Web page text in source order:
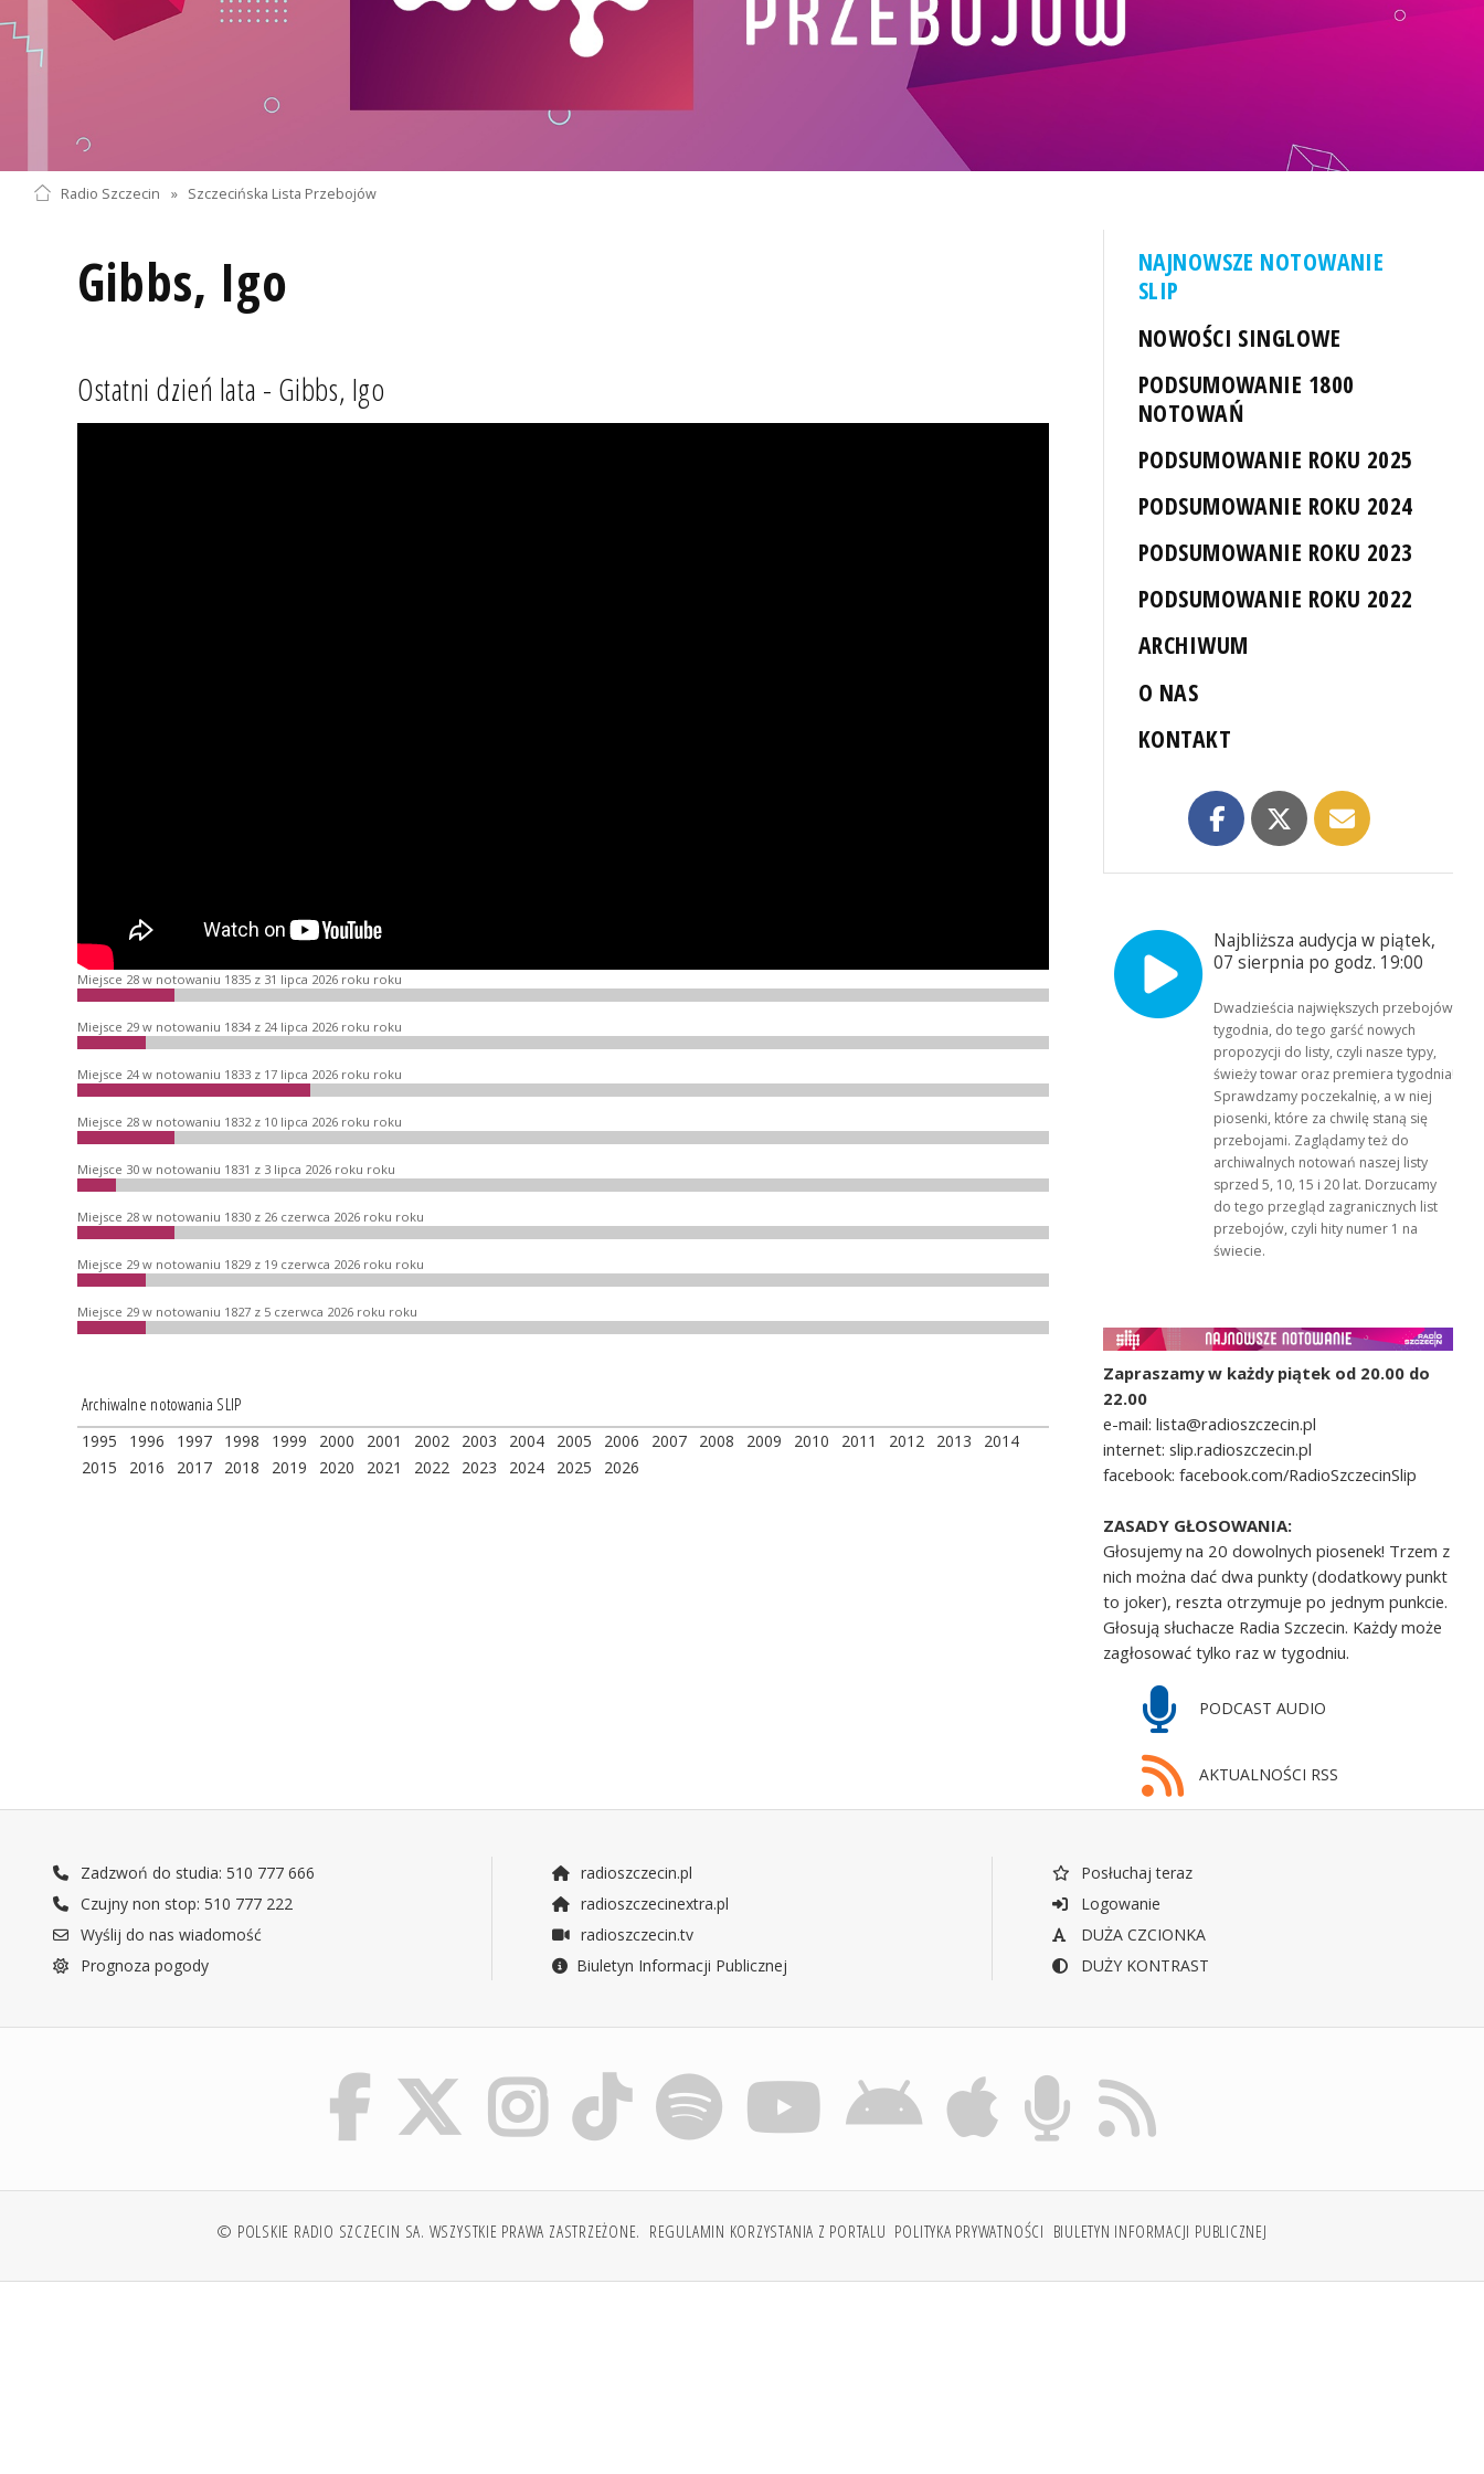
Radio Szczecin » Szczecińska Lista Przebojów
Gibbs, Igo
Ostatni dzień lata - Gibbs, Igo
Miejsce 28 w notowaniu 1835 z 31 lipca 2026 roku roku
Miejsce 29 w notowaniu 1834 z 24 lipca 2026 roku roku
Miejsce 24 w notowaniu 1833 z 17 lipca 2026 roku roku
Miejsce 28 w notowaniu 1832 z 10 lipca 2026 roku roku
Miejsce 30 w notowaniu 1831 z 3 lipca 2026 roku roku
Miejsce 28 w notowaniu 1830 z 26 czerwca 2026 roku roku
Miejsce 29 w notowaniu 1829 z 19 czerwca 2026 roku roku
Miejsce 29 w notowaniu 1827 z 5 czerwca 2026 roku roku
Archiwalne notowania SLIP
1995 1996 1997 1998 1999 2000 2001 2002 2003 2004 2005 2006 2007 2008 2009 2010 2011 2012 2013
2014
2015
2016 2017 2018 2019 2020 2021 2022 2023 2024 2025 2026
NAJNOWSZE NOTOWANIE
SLIP
NOWOŚCI SINGLOWE
PODSUMOWANIE 1800
NOTOWAŃ
PODSUMOWANIE ROKU 2025
PODSUMOWANIE ROKU 2024
PODSUMOWANIE ROKU 2023
PODSUMOWANIE ROKU 2022
ARCHIWUM
O NAS
KONTAKT
Najbliższa audycja w piątek,
07 sierpnia po godz. 19:00
Dwadzieścia największych przebojów
tygodnia, do tego garść nowych
propozycji do listy, czyli nasze typy,
świeży towar oraz premiera tygodnia!
Sprawdzamy poczekalnię, a w niej
piosenki, które za chwilę staną się
przebojami. Zaglądamy też do
archiwalnych notowań naszej listy
sprzed 5, 10, 15 i 20 lat. Dorzucamy
do tego przegląd zagranicznych list
przebojów, czyli hity numer 1 na
świecie.
Zapraszamy w każdy piątek od 20.00 do
22.00
e-mail: lista@radioszczecin.pl
internet: slip.radioszczecin.pl
facebook: facebook.com/RadioSzczecinSlip
ZASADY GŁOSOWANIA:
Głosujemy na 20 dowolnych piosenek! Trzem z
nich można dać dwa punkty (dodatkowy punkt
to joker), reszta otrzymuje po jednym punkcie.
Głosują słuchacze Radia Szczecin. Każdy może
zagłosować tylko raz w tygodniu.
PODCAST AUDIO
AKTUALNOŚCI RSS
Zadzwoń do studia: 510 777 666
Czujny non stop: 510 777 222
Wyślij do nas wiadomość
Prognoza pogody
radioszczecin.pl
radioszczecinextra.pl
radioszczecin.tv
Biuletyn Informacji Publicznej
Posłuchaj teraz
Logowanie
DUŻA CZCIONKA
DUŻY KONTRAST
© POLSKIE RADIO SZCZECIN SA. WSZYSTKIE PRAWA ZASTRZEŻONE. REGULAMIN KORZYSTANIA Z PORTALU POLITYKA PRYWATNOŚCI BIULETYN INFORMACJI PUBLICZNEJ